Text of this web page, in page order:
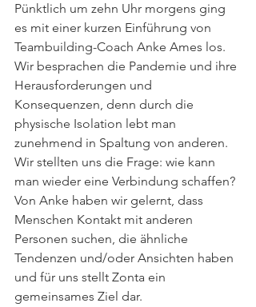
Pünktlich um zehn Uhr morgens ging
es mit einer kurzen Einführung von
Teambuilding-Coach Anke Ames los.
Wir besprachen die Pandemie und ihre
Herausforderungen und
Konsequenzen, denn durch die
physische Isolation lebt man
zunehmend in Spaltung von anderen.
Wir stellten uns die Frage: wie kann
man wieder eine Verbindung schaffen?
Von Anke haben wir gelernt, dass
Menschen Kontakt mit anderen
Personen suchen, die ähnliche
Tendenzen und/oder Ansichten haben
und für uns stellt Zonta ein
gemeinsames Ziel dar.